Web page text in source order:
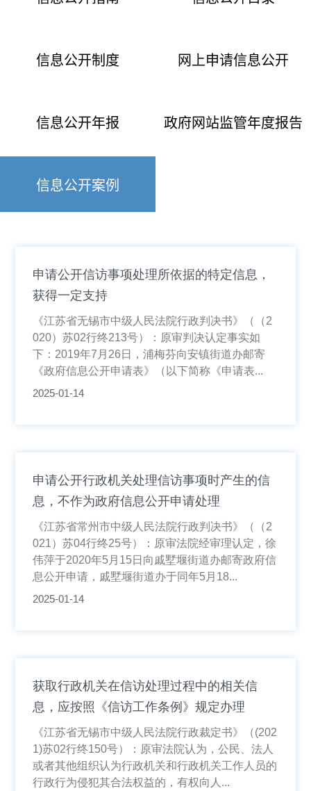
信息公开制度 网上申请信息公开
信息公开年报 政府网站监管年度报告
信息公开案例
申请公开信访事项处理所依据的特定信息，
获得一定支持
《江苏省无锡市中级人民法院行政判决书》（（2
020）苏02行终213号）：原审判决认定事实如
下：2019年7月26日，浦梅芬向安镇街道办邮寄
《政府信息公开申请表》（以下简称《申请表...
2025-01-14
申请公开行政机关处理信访事项时产生的信
息，不作为政府信息公开申请处理
《江苏省常州市中级人民法院行政判决书》（（2
021）苏04行终25号）：原审法院经审理认定，徐
伟萍于2020年5月15日向戚墅堰街道办邮寄政府信
息公开申请，戚墅堰街道办于同年5月18...
2025-01-14
获取行政机关在信访处理过程中的相关信
息，应按照《信访工作条例》规定办理
《江苏省无锡市中级人民法院行政裁定书》（(202
1)苏02行终150号）：原审法院认为，公民、法人
或者其他组织认为行政机关和行政机关工作人员的
行政行为侵犯其合法权益的，有权向人...